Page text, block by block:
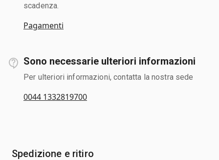
scadenza.
Pagamenti
Sono necessarie ulteriori informazioni
Per ulteriori informazioni, contatta la nostra sede
0044 1332819700
Spedizione e ritiro